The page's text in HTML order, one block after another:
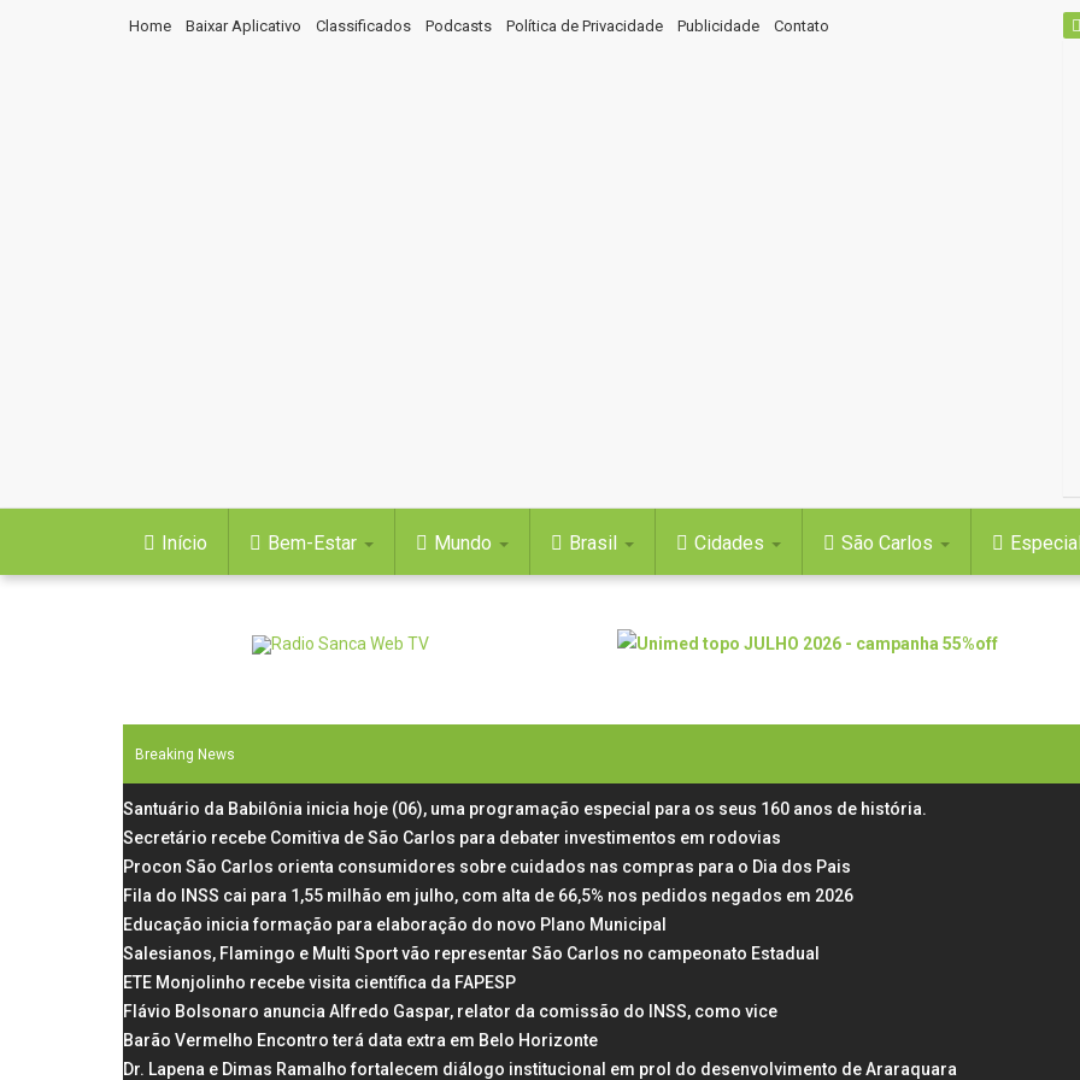
Home Baixar Aplicativo Classificados Podcasts Política de Privacidade Publicidade Contato
Início Bem-Estar Mundo Brasil Cidades São Carlos
Breaking News
Santuário da Babilônia inicia hoje (06), uma programação especial para os seus 160 anos de história.
Secretário recebe Comitiva de São Carlos para debater investimentos em rodovias
Procon São Carlos orienta consumidores sobre cuidados nas compras para o Dia dos Pais
Fila do INSS cai para 1,55 milhão em julho, com alta de 66,5% nos pedidos negados em 2026
Educação inicia formação para elaboração do novo Plano Municipal
Salesianos, Flamingo e Multi Sport vão representar São Carlos no campeonato Estadual
ETE Monjolinho recebe visita científica da FAPESP
Flávio Bolsonaro anuncia Alfredo Gaspar, relator da comissão do INSS, como vice
Barão Vermelho Encontro terá data extra em Belo Horizonte
Dr. Lapena e Dimas Ramalho fortalecem diálogo institucional em prol do desenvolvimento de Araraquara